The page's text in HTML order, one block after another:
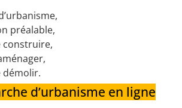
préalable,
construire,
démolir.
d’urbanisme en ligne